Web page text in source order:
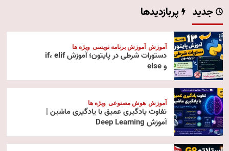
جدید پربازدیدها
آموزش آموزش برنامه نویسی ویژه ها
دستورات شرطی در پایتون؛ آموزش if، elif
و else
آموزش هوش مصنوعی ویژه ها
تفاوت یادگیری عمیق با یادگیری ماشین |
آموزش Deep Learning